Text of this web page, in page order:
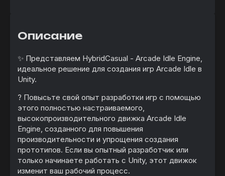
Описание
✨ Представляем HybridCasual - Arcade Idle Engine,
идеальное решение для создания игр Arcade Idle в
Unity.
? Повысьте свой опыт разработки игр с помощью
этого полностью настраиваемого,
высокопроизводительного движка Arcade Idle
Engine, созданного для повышения
производительности и упрощения создания
прототипов. Если вы опытный разработчик или
только начинаете работать с Unity, этот движок
изменит ваш рабочий процесс.